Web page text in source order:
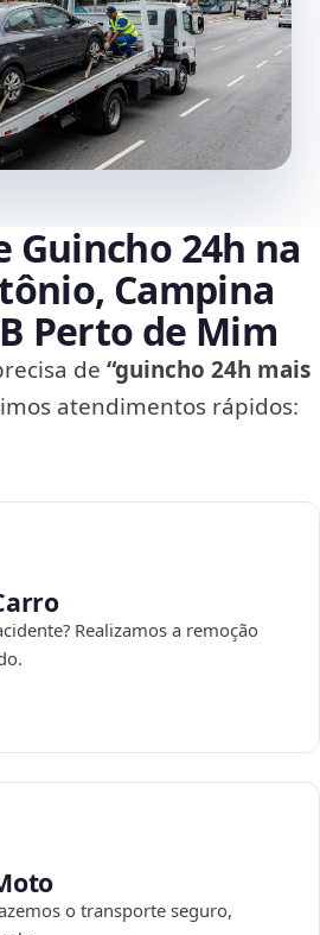
Guincho 24h na
Campina
Perto de Mim
de “guincho 24h mais
atendimentos rápidos:
Realizamos a remoção
o transporte seguro,